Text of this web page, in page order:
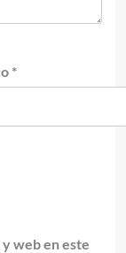
*
web en este